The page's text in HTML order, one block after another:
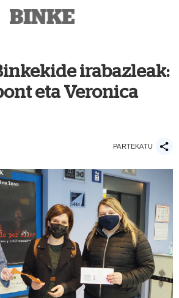
irabazleak:
eta Veronica
PARTEKATU